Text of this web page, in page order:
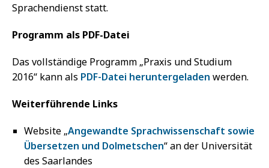
Sprachendienst statt.
Programm als PDF-Datei
Das vollständige Programm „Praxis und Studium
2016“ kann als PDF-Datei heruntergeladen werden.
Weiterführende Links
Website „Angewandte Sprachwissenschaft sowie
Übersetzen und Dolmetschen“ an der Universität
des Saarlandes